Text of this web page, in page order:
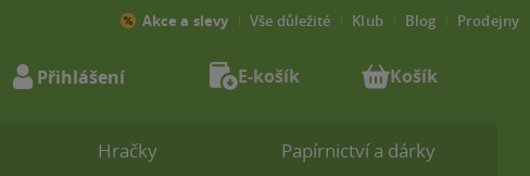
Hračky Papírnictví a dárky
Akce a slevy Vše důležité Klub Blog Prodejny
Přihlášení E-košík Košík